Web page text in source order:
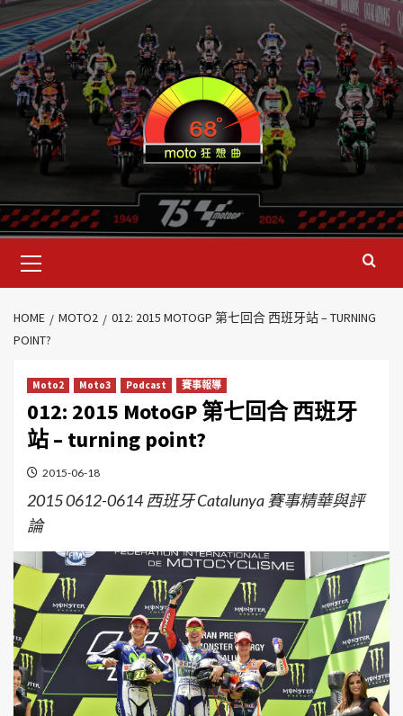
HOME MOTO2
012: 2015 MOTOGP 第七回合 西班牙站 – TURNING
POINT?
Moto2 Moto3 Podcast 賽事報導
012: 2015 MotoGP 第七回合 西班牙
站 – turning point?
2015-06-18
2015 0612-0614 西班牙 Catalunya 賽事精華與評
論